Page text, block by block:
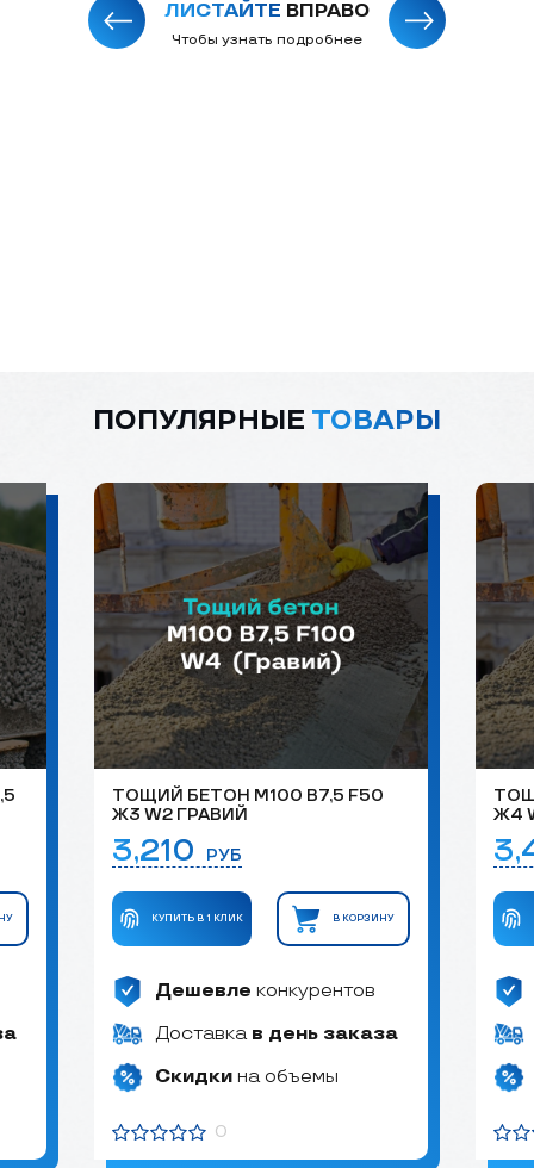
ЛИСТАЙТЕ ВПРАВО
Чтобы узнать подробнее
ПОПУЛЯРНЫЕ ТОВАРЫ
ТОЩИЙ БЕТОН М100 B7,5 F50
Ж3 W2 ГРАВИЙ
3,210 РУБ
КУПИТЬ В 1 КЛИК В КОРЗИНУ
Дешевле конкурентов
Доставка в день заказа
Скидки на объемы
0
Ж4